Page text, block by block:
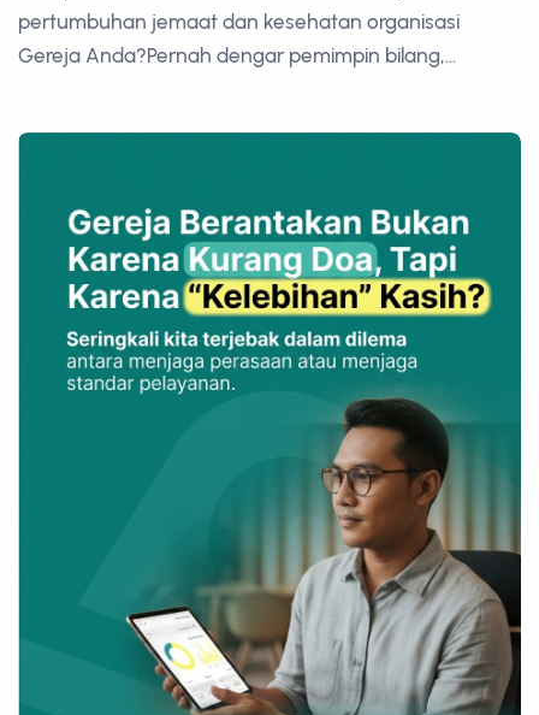
pertumbuhan jemaat dan kesehatan organisasi
Gereja Anda?Pernah dengar pemimpin bilang,...